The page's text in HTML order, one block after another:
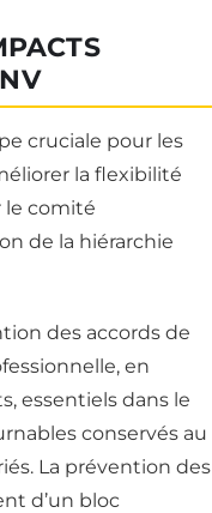
cruciale pour les
la flexibilité
le comité
de la hiérarchie
des accords de
en
essentiels dans le
conservés au
La prévention des
d’un bloc